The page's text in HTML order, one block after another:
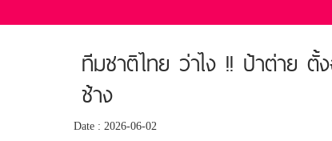
ทีมชาติไทย ว่าไง !! ป้าต่าย
ช้าง
Date : 2026-06-02